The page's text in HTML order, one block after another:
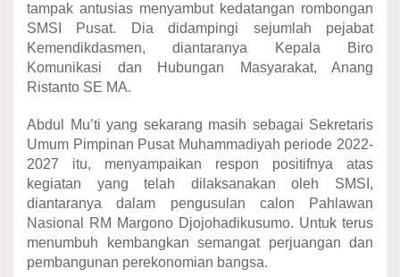
tampak antusias menyambut kedatangan rombongan
SMSI Pusat. Dia didampingi sejumlah pejabat
Kemendikdasmen, diantaranya Kepala Biro
Komunikasi dan Hubungan Masyarakat, Anang
Ristanto SE MA.
Abdul Mu’ti yang sekarang masih sebagai Sekretaris
Umum Pimpinan Pusat Muhammadiyah periode 2022-
2027 itu, menyampaikan respon positifnya atas
kegiatan yang telah dilaksanakan oleh SMSI,
diantaranya dalam pengusulan calon Pahlawan
Nasional RM Margono Djojohadikusumo. Untuk terus
menumbuh kembangkan semangat perjuangan dan
pembangunan perekonomian bangsa.